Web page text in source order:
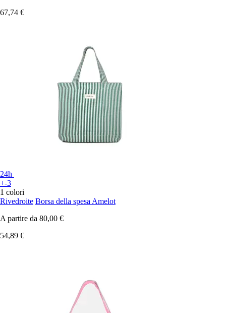
67,74 €
24h
+-3
1 colori
Rivedroite Borsa della spesa Amelot
A partire da 80,00 €
54,89 €